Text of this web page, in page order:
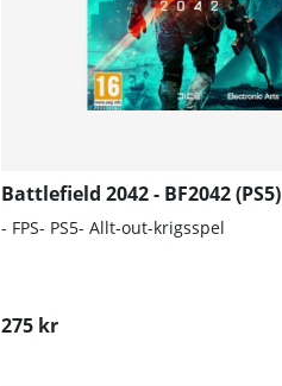
Battlefield 2042 - BF2042 (PS5)
- FPS- PS5- Allt-out-krigsspel
275 kr